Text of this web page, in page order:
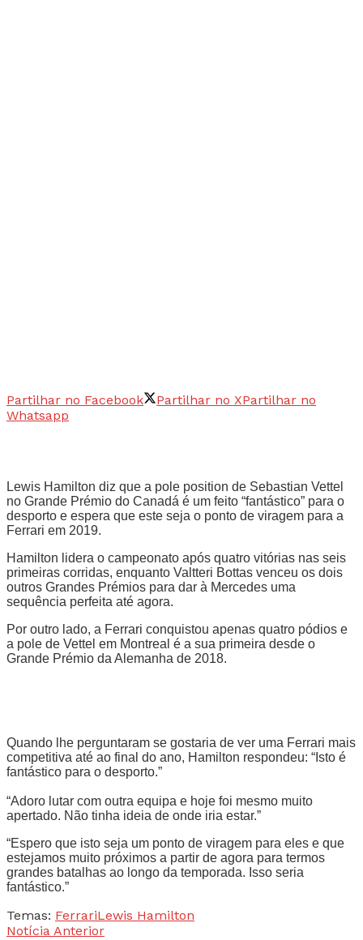
Partilhar no Facebook Partilhar no XPartilhar no
Whatsapp
Lewis Hamilton diz que a pole position de Sebastian Vettel
no Grande Prémio do Canadá é um feito “fantástico” para o
desporto e espera que este seja o ponto de viragem para a
Ferrari em 2019.
Hamilton lidera o campeonato após quatro vitórias nas seis
primeiras corridas, enquanto Valtteri Bottas venceu os dois
outros Grandes Prémios para dar à Mercedes uma
sequência perfeita até agora.
Por outro lado, a Ferrari conquistou apenas quatro pódios e
a pole de Vettel em Montreal é a sua primeira desde o
Grande Prémio da Alemanha de 2018.
Quando lhe perguntaram se gostaria de ver uma Ferrari mais
competitiva até ao final do ano, Hamilton respondeu: “Isto é
fantástico para o desporto.”
“Adoro lutar com outra equipa e hoje foi mesmo muito
apertado. Não tinha ideia de onde iria estar.”
“Espero que isto seja um ponto de viragem para eles e que
estejamos muito próximos a partir de agora para termos
grandes batalhas ao longo da temporada. Isso seria
fantástico.”
Temas: FerrariLewis Hamilton
Notícia Anterior